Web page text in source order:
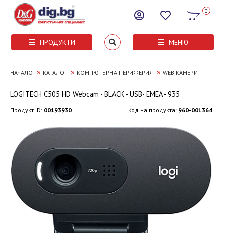
0
ПРОДУКТИ МЕНЮ
НАЧАЛО » КАТАЛОГ » КОМПЮТЪРНА ПЕРИФЕРИЯ » WEB КАМЕРИ
LOGITECH C505 HD Webcam - BLACK - USB- EMEA - 935
Продукт ID: 00193930 Код на продукта: 960-001364